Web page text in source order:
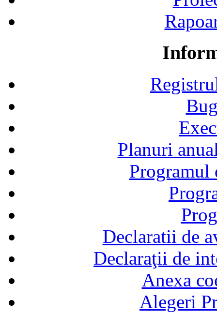
Planuri
Declaratii de
Declaraţii de
Anexa
Alegeri